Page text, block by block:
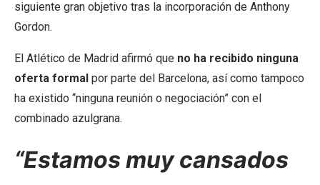
siguiente gran objetivo tras la incorporación de Anthony
Gordon.
El Atlético de Madrid afirmó que no ha recibido ninguna
oferta formal por parte del Barcelona, así como tampoco
ha existido “ninguna reunión o negociación” con el
combinado azulgrana.
“Estamos muy cansados